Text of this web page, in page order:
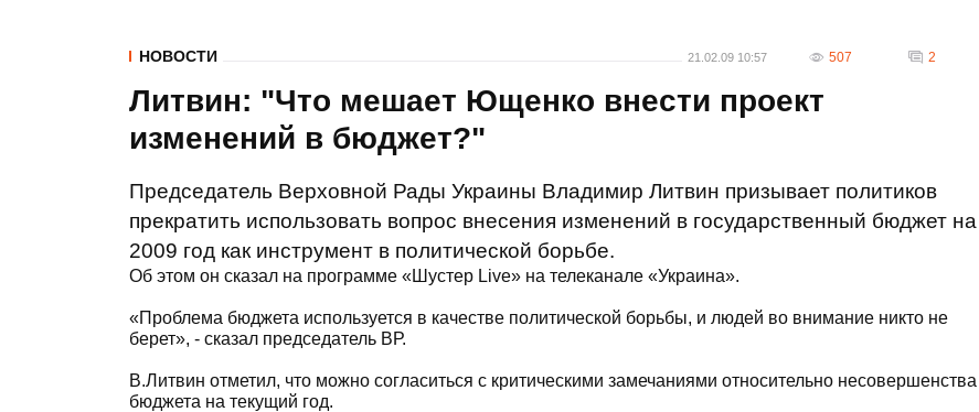
НОВОСТИ 21.02.09 10:57 507 2
Литвин: "Что мешает Ющенко внести проект
изменений в бюджет?"
Председатель Верховной Рады Украины Владимир Литвин призывает политиков
прекратить использовать вопрос внесения изменений в государственный бюджет на
2009 год как инструмент в политической борьбе.
Об этом он сказал на программе «Шустер Live» на телеканале «Украина».
«Проблема бюджета используется в качестве политической борьбы, и людей во внимание никто не
берет», - сказал председатель ВР.
В.Литвин отметил, что можно согласиться с критическими замечаниями относительно несовершенства
бюджета на текущий год.